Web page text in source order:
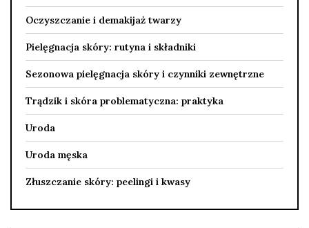
Oczyszczanie i demakijaż twarzy
Pielęgnacja skóry: rutyna i składniki
Sezonowa pielęgnacja skóry i czynniki zewnętrzne
Trądzik i skóra problematyczna: praktyka
Uroda
Uroda męska
Złuszczanie skóry: peelingi i kwasy